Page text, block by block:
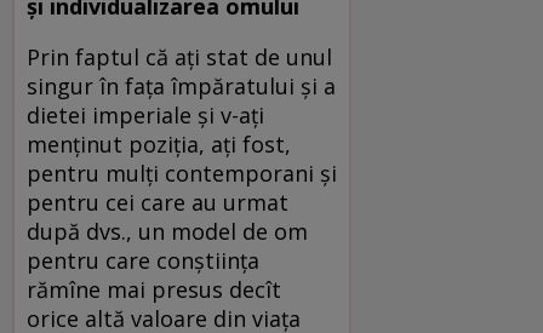
și individualizarea omului
Prin faptul că ați stat de unul
singur în fața împăratului și a
dietei imperiale și v-ați
menținut poziția, ați fost,
pentru mulți contemporani și
pentru cei care au urmat
după dvs., un model de om
pentru care conștiința
rămîne mai presus decît
orice altă valoare din viața